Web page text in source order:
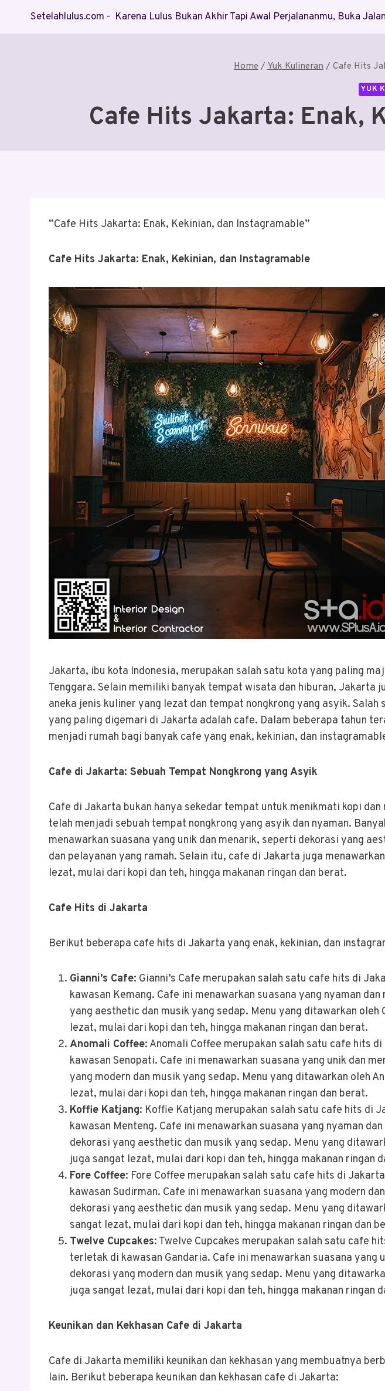
Setelahlulus.com - Karena Lulus Bukan Akhir Tapi Awal Perjalananmu, Buka
Home / Yuk Kulineran / Cafe Hits
YUK
Cafe Hits Jakarta: Enak,
“Cafe Hits Jakarta: Enak, Kekinian, dan Instagramable”
Cafe Hits Jakarta: Enak, Kekinian, dan Instagramable
Jakarta, ibu kota Indonesia, merupakan salah satu kota yang paling
Tenggara. Selain memiliki banyak tempat wisata dan hiburan, Jakarta
aneka jenis kuliner yang lezat dan tempat nongkrong yang asyik. Salah
yang paling digemari di Jakarta adalah cafe. Dalam beberapa tahun
menjadi rumah bagi banyak cafe yang enak, kekinian, dan
Cafe di Jakarta: Sebuah Tempat Nongkrong yang Asyik
Cafe di Jakarta bukan hanya sekedar tempat untuk menikmati kopi
telah menjadi sebuah tempat nongkrong yang asyik dan nyaman.
menawarkan suasana yang unik dan menarik, seperti dekorasi yang
dan pelayanan yang ramah. Selain itu, cafe di Jakarta juga
lezat, mulai dari kopi dan teh, hingga makanan ringan dan berat.
Cafe Hits di Jakarta
Berikut beberapa cafe hits di Jakarta yang enak, kekinian, dan
Gianni’s Cafe: Gianni’s Cafe merupakan salah satu cafe hits di
kawasan Kemang. Cafe ini menawarkan suasana yang nyaman
yang aesthetic dan musik yang sedap. Menu yang ditawarkan oleh
lezat, mulai dari kopi dan teh, hingga makanan ringan dan berat.
Anomali Coffee: Anomali Coffee merupakan salah satu cafe hits
kawasan Senopati. Cafe ini menawarkan suasana yang unik dan
yang modern dan musik yang sedap. Menu yang ditawarkan oleh
lezat, mulai dari kopi dan teh, hingga makanan ringan dan berat.
Koffie Katjang: Koffie Katjang merupakan salah satu cafe hits di
kawasan Menteng. Cafe ini menawarkan suasana yang nyaman
dekorasi yang aesthetic dan musik yang sedap. Menu yang
juga sangat lezat, mulai dari kopi dan teh, hingga makanan ringan
Fore Coffee: Fore Coffee merupakan salah satu cafe hits di
kawasan Sudirman. Cafe ini menawarkan suasana yang modern
dekorasi yang aesthetic dan musik yang sedap. Menu yang
sangat lezat, mulai dari kopi dan teh, hingga makanan ringan dan
Twelve Cupcakes: Twelve Cupcakes merupakan salah satu cafe
terletak di kawasan Gandaria. Cafe ini menawarkan suasana yang
dekorasi yang modern dan musik yang sedap. Menu yang
juga sangat lezat, mulai dari kopi dan teh, hingga makanan ringan
Keunikan dan Kekhasan Cafe di Jakarta
Cafe di Jakarta memiliki keunikan dan kekhasan yang membuatnya
lain. Berikut beberapa keunikan dan kekhasan cafe di Jakarta: